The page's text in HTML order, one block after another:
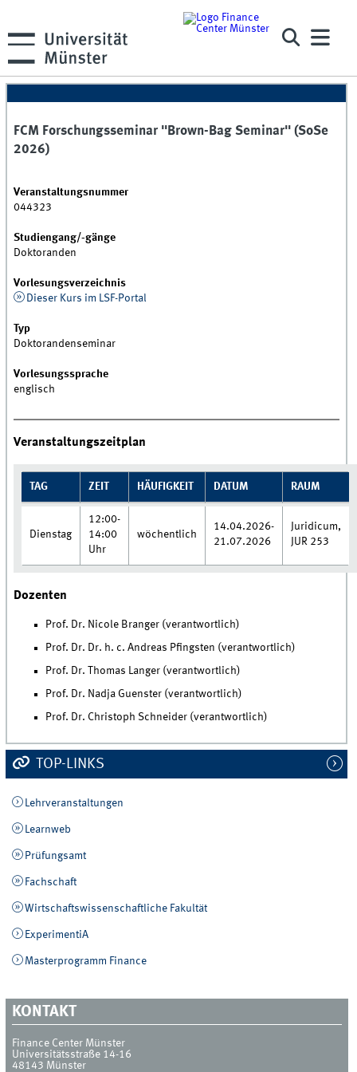
FCM Forschungsseminar "Brown-Bag Seminar" (SoSe
2026)
Veranstaltungsnummer
044323
Studiengang/-gänge
Doktoranden
Vorlesungsverzeichnis
Dieser Kurs im LSF-Portal
Typ
Doktorandenseminar
Vorlesungssprache
englisch
Veranstaltungszeitplan
TAG ZEIT HÄUFIGKEIT DATUM RAUM
Dienstag
12:00-
14:00
Uhr
wöchentlich
14.04.2026-
21.07.2026
Juridicum,
JUR 253
Dozenten
Prof. Dr. Nicole Branger (verantwortlich)
Prof. Dr. Dr. h. c. Andreas Pfingsten (verantwortlich)
Prof. Dr. Thomas Langer (verantwortlich)
Prof. Dr. Nadja Guenster (verantwortlich)
Prof. Dr. Christoph Schneider (verantwortlich)
TOP-LINKS
Lehrveranstaltungen
Learnweb
Prüfungsamt
Fachschaft
Wirtschaftswissenschaftliche Fakultät
ExperimentiA
Masterprogramm Finance
KONTAKT
Finance Center Münster
Universitätsstraße 14-16
48143 Münster